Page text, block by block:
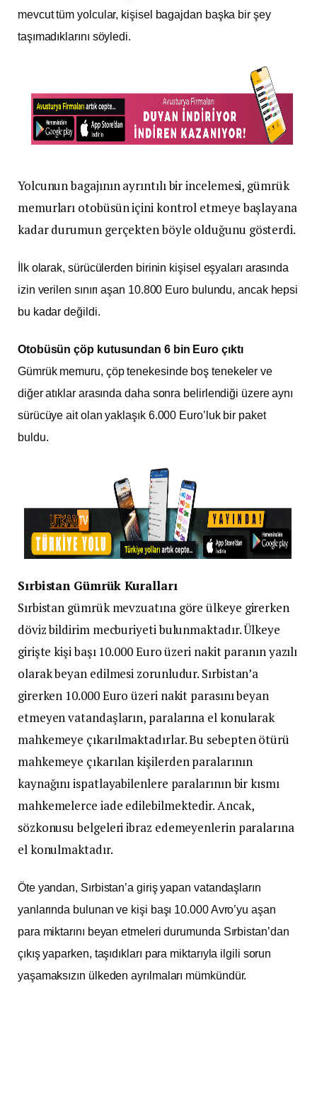
mevcut tüm yolcular, kişisel bagajdan başka bir şey
taşımadıklarını söyledi.
Yolcunun bagajının ayrıntılı bir incelemesi, gümrük
memurları otobüsün içini kontrol etmeye başlayana
kadar durumun gerçekten böyle olduğunu gösterdi.
İlk olarak, sürücülerden birinin kişisel eşyaları arasında
izin verilen sınırı aşan 10.800 Euro bulundu, ancak hepsi
bu kadar değildi.
Otobüsün çöp kutusundan 6 bin Euro çıktı
Gümrük memuru, çöp tenekesinde boş tenekeler ve
diğer atıklar arasında daha sonra belirlendiği üzere aynı
sürücüye ait olan yaklaşık 6.000 Euro’luk bir paket
buldu.
Sırbistan Gümrük Kuralları
Sırbistan gümrük mevzuatına göre ülkeye girerken
döviz bildirim mecburiyeti bulunmaktadır. Ülkeye
girişte kişi başı 10.000 Euro üzeri nakit paranın yazılı
olarak beyan edilmesi zorunludur. Sırbistan’a
girerken 10.000 Euro üzeri nakit parasını beyan
etmeyen vatandaşların, paralarına el konularak
mahkemeye çıkarılmaktadırlar. Bu sebepten ötürü
mahkemeye çıkarılan kişilerden paralarının
kaynağını ispatlayabilenlere paralarının bir kısmı
mahkemelerce iade edilebilmektedir. Ancak,
sözkonusu belgeleri ibraz edemeyenlerin paralarına
el konulmaktadır.
Öte yandan, Sırbistan’a giriş yapan vatandaşların
yanlarında bulunan ve kişi başı 10.000 Avro’yu aşan
para miktarını beyan etmeleri durumunda Sırbistan’dan
çıkış yaparken, taşıdıkları para miktarıyla ilgili sorun
yaşamaksızın ülkeden ayrılmaları mümkündür.